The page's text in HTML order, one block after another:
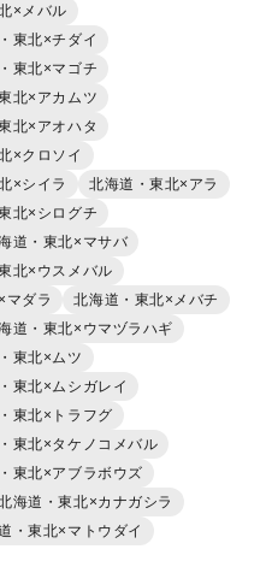
×メバル
東北×チダイ
東北×マゴチ
北×アカムツ
北×アオハタ
×クロソイ
×シイラ
北海道・東北×アラ
北×シログチ
道・東北×マサバ
北×ウスメバル
マダラ
北海道・東北×メバチ
道・東北×ウマヅラハギ
東北×ムツ
東北×ムシガレイ
東北×トラフグ
東北×タケノコメバル
東北×アブラボウズ
海道・東北×カナガシラ
・東北×マトウダイ